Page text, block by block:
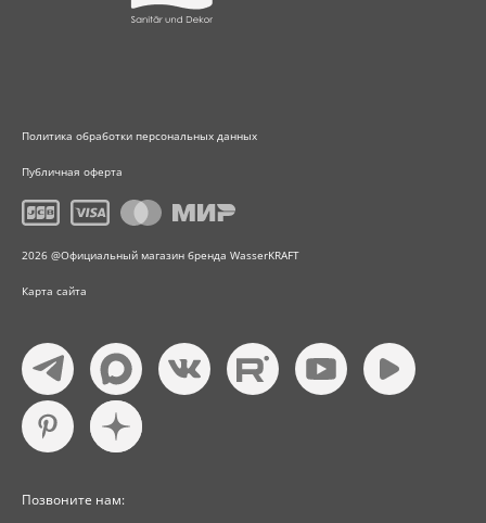
Политика обработки персональных данных
Публичная оферта
2026 @Официальный магазин бренда WasserKRAFT
Карта сайта
Позвоните нам: